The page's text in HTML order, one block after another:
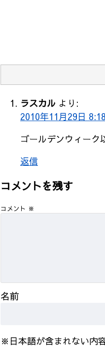
ラスカル より:
2010年11月29日
ゴールデンウィーク
返信
コメントを残す
コメント ※
名前
※日本語が含まれない内